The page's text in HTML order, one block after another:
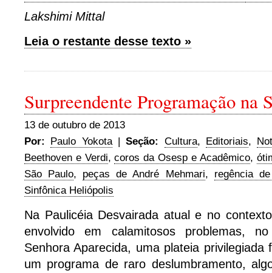
Lakshimi Mittal
Leia o restante desse texto »
Surpreendente Programação na
13 de outubro de 2013
Por:
Paulo Yokota|Seção: Cultura, Editoriais,
Beethoven e Verdi,coros da Osesp e Acadêmico,
São Paulo, peças de André Mehmari, regência
Sinfônica Heliópolis
Na Paulicéia Desvairada atual e no
envolvido em calamitosos problemas,
Senhora Aparecida, uma plateia privilegiada
um programa de raro deslumbramento,